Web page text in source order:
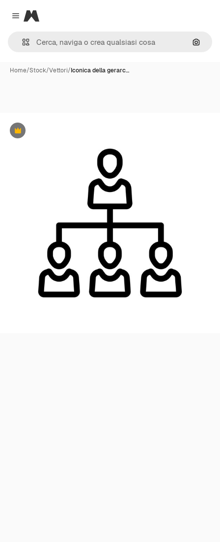
Close menu
Magnific
Cerca
Home/Stock/Vettori/Iconica della gerarc…
Premium